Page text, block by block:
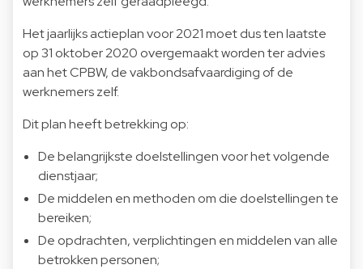
Het jaarlijks actieplan voor 2021 moet dus ten laatste
op 31 oktober 2020 overgemaakt worden ter advies
aan het CPBW, de vakbondsafvaardiging of de
werknemers zelf.
Dit plan heeft betrekking op:
De belangrijkste doelstellingen voor het volgende
dienstjaar;
De middelen en methoden om die doelstellingen te
bereiken;
De opdrachten, verplichtingen en middelen van alle
betrokken personen;